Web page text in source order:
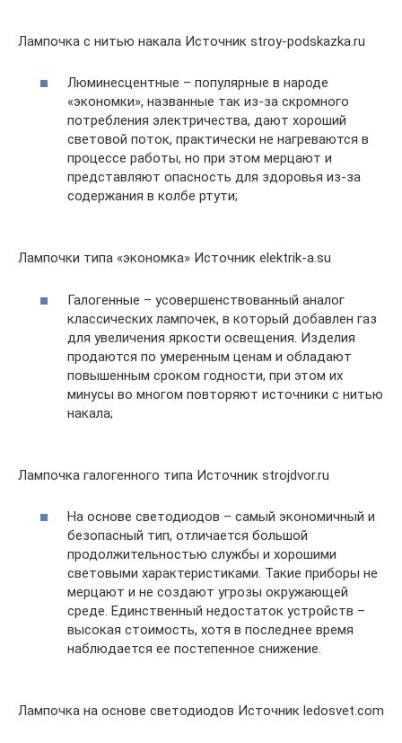
Лампочка с нитью накала Источник stroy-podskazka.ru
Люминесцентные – популярные в народе
«экономки», названные так из-за скромного
потребления электричества, дают хороший
световой поток, практически не нагреваются в
процессе работы, но при этом мерцают и
представляют опасность для здоровья из-за
содержания в колбе ртути;
Лампочки типа «экономка» Источник elektrik-a.su
Галогенные – усовершенствованный аналог
классических лампочек, в который добавлен газ
для увеличения яркости освещения. Изделия
продаются по умеренным ценам и обладают
повышенным сроком годности, при этом их
минусы во многом повторяют источники с нитью
накала;
Лампочка галогенного типа Источник strojdvor.ru
На основе светодиодов – самый экономичный и
безопасный тип, отличается большой
продолжительностью службы и хорошими
световыми характеристиками. Такие приборы не
мерцают и не создают угрозы окружающей
среде. Единственный недостаток устройств –
высокая стоимость, хотя в последнее время
наблюдается ее постепенное снижение.
Лампочка на основе светодиодов Источник ledosvet.com